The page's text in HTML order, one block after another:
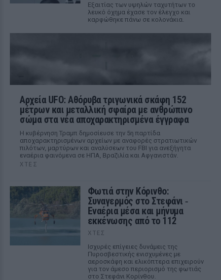
Εξαιτίας των υψηλών ταχυτήτων το
λευκό όχημα έχασε τον έλεγχο και
καρφώθηκε πάνω σε κολονάκια.
Αρχεία UFO: Αθόρυβα τριγωνικά σκάφη 152
μέτρων και μεταλλική σφαίρα με ανθρώπινο
σώμα στα νέα αποχαρακτηρισμένα έγγραφα
Η κυβέρνηση Τραμπ δημοσίευσε την 5η παρτίδα
αποχαρακτηρισμένων αρχείων με αναφορές στρατιωτικών
πιλότων, μαρτύρων και αναλύσεων του FBI για ανεξήγητα
εναέρια φαινόμενα σε ΗΠΑ, Βραζιλία και Αφγανιστάν.
ΧΤΕΣ
Φωτιά στην Κόρινθο:
Συναγερμός στο Στεφάνι ‑
Εναέρια μέσα και μήνυμα
εκκένωσης από το 112
ΧΤΕΣ
Ισχυρές επίγειες δυνάμεις της
Πυροσβεστικής ενισχυμένες με
αεροσκάφη και ελικόπτερα επιχειρούν
για τον άμεσο περιορισμό της φωτιάς
στο Στεφάνι Κορίνθου.